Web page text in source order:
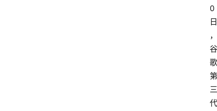
0
日
，
谷
歌
第
三
代